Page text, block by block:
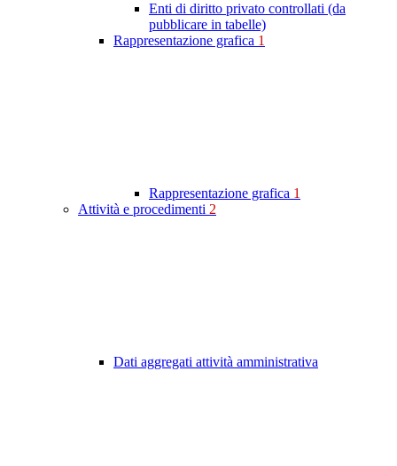
Enti di diritto privato controllati (da
pubblicare in tabelle)
Rappresentazione grafica 1
Rappresentazione grafica 1
Attività e procedimenti 2
Dati aggregati attività amministrativa